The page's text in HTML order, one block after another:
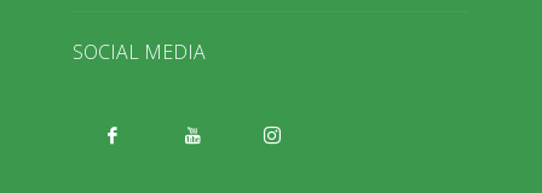
SOCIAL MEDIA